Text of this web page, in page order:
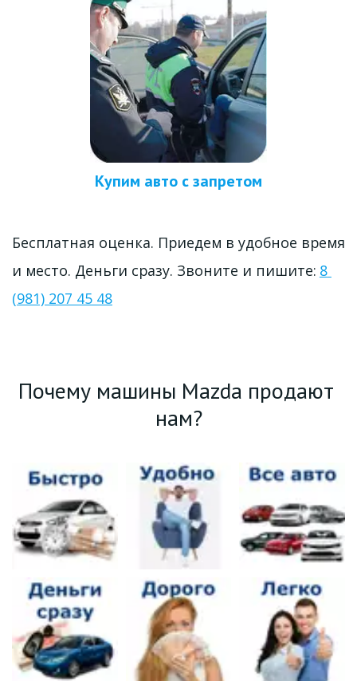
Купим авто с запретом
Бесплатная оценка. Приедем в удобное время
и место. Деньги сразу. Звоните и пишите: 8
(981) 207 45 48
Почему машины Mazda продают
нам?